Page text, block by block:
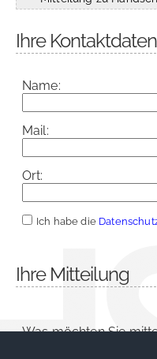
Ihre Kontaktdaten
Name:
Mail:
Ort:
Ich habe die
Ihre Mitteilung
Was möchten Sie